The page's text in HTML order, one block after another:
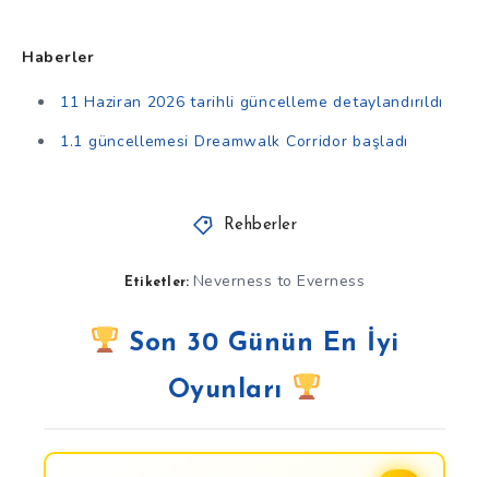
Haberler
11 Haziran 2026 tarihli güncelleme detaylandırıldı
1.1 güncellemesi Dreamwalk Corridor başladı
Rehberler
Etiketler: Neverness to Everness
Son 30 Günün En İyi
Oyunları